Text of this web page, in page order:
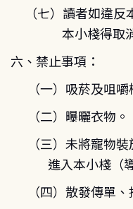
（七）讀者如違
本小棧得取
六、禁止事項：
（一）吸菸及咀嚼
（二）曝曬衣物。
（三）未將寵物
進入本小棧（
（四）散發傳單